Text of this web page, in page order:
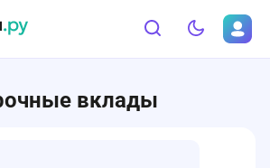
вклады